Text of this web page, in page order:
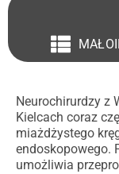
Neurochirurdzy z
Kielcach coraz
miażdżystego
endoskopowego.
umożliwia